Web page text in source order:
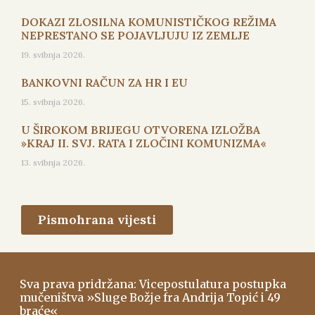
DOKAZI ZLOSILNA KOMUNISTIČKOG REŽIMA
NEPRESTANO SE POJAVLJUJU IZ ZEMLJE
19. svibnja 2026.
BANKOVNI RAČUN ZA HR I EU
15. svibnja 2026.
U ŠIROKOM BRIJEGU OTVORENA IZLOŽBA
»KRAJ II. SVJ. RATA I ZLOČINI KOMUNIZMA«
13. svibnja 2026.
Pismohrana vijesti
Sva prava pridržana: Vicepostulatura postupka
mučeništva »Sluge Božje fra Andrija Topić i 49
braće«